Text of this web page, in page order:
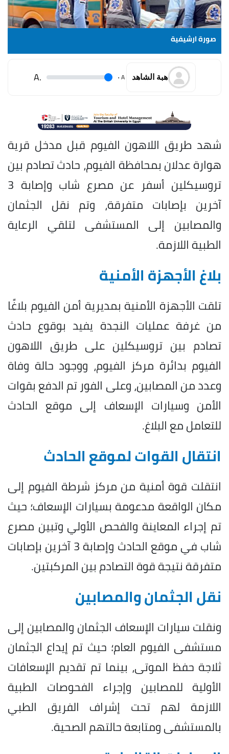
صورة ارشيفية
هبة الشاهد A
.
.A
شهد طريق اللاهون الفيوم قبل مدخل قرية
هوارة عدلان بمحافظة الفيوم، حادث تصادم بين
تروسيكلين أسفر عن مصرع شاب وإصابة 3
آخرين بإصابات متفرقة، وتم نقل الجثمان
والمصابين إلى المستشفى لتلقي الرعاية
الطبية اللازمة.
بلاغ الأجهزة الأمنية
تلقت الأجهزة الأمنية بمديرية أمن الفيوم بلاغًا
من غرفة عمليات النجدة يفيد بوقوع حادث
تصادم بين تروسيكلين على طريق اللاهون
الفيوم بدائرة مركز الفيوم، ووجود حالة وفاة
وعدد من المصابين، وعلى الفور تم الدفع بقوات
الأمن وسيارات الإسعاف إلى موقع الحادث
للتعامل مع البلاغ.
انتقال القوات لموقع الحادث
انتقلت قوة أمنية من مركز شرطة الفيوم إلى
مكان الواقعة مدعومة بسيارات الإسعاف؛ حيث
تم إجراء المعاينة والفحص الأولي وتبين مصرع
شاب في موقع الحادث وإصابة 3 آخرين بإصابات
متفرقة نتيجة قوة التصادم بين المركبتين.
نقل الجثمان والمصابين
ونقلت سيارات الإسعاف الجثمان والمصابين إلى
مستشفى الفيوم العام؛ حيث تم إيداع الجثمان
ثلاجة حفظ الموتى، بينما تم تقديم الإسعافات
الأولية للمصابين وإجراء الفحوصات الطبية
اللازمة لهم تحت إشراف الفريق الطبي
بالمستشفى ومتابعة حالتهم الصحية.